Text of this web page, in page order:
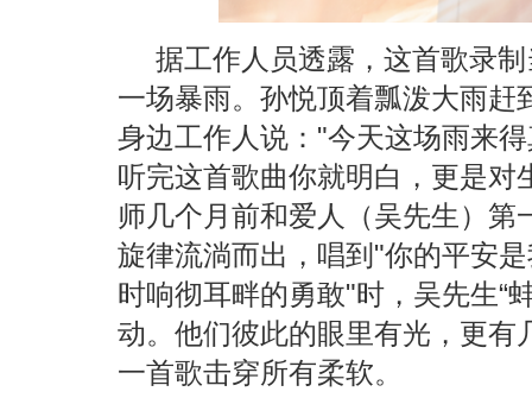
据工作人员透露，这首歌录
一场暴雨。孙悦顶着瓢泼大雨赶
身边工作人说："今天这场雨来
听完这首歌曲你就明白，更是对
师几个月前和爱人（吴先生）第
旋律流淌而出，唱到"你的平安
时响彻耳畔的勇敢"时，吴先生“
动。他们彼此的眼里有光，更有
一首歌击穿所有柔软。